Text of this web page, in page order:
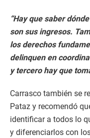
“Hay que saber
son sus ingresos.
los derechos
delinquen en
y tercero hay que
Carrasco también se
Pataz y recomendó
identificar a todos lo
y diferenciarlos con